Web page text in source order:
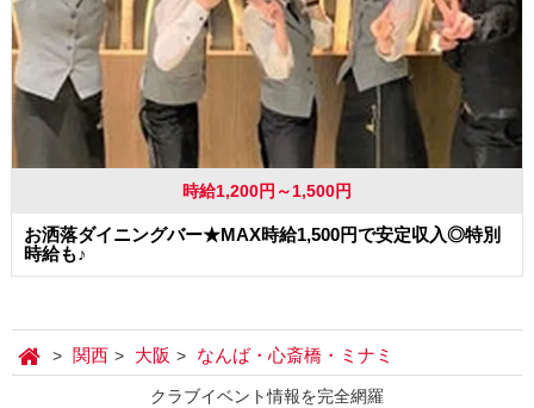
時給1,200円～1,500円
お洒落ダイニングバー★MAX時給1,500円で安定収入◎特別
時給も♪
関西 大阪 なんば・心斎橋・ミナミ
クラブイベント情報を完全網羅